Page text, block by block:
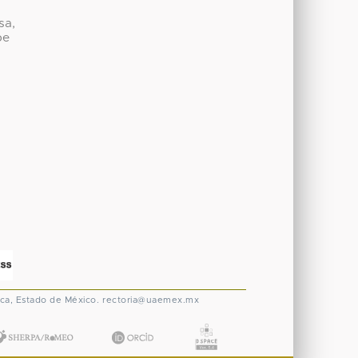
Estado de México. rectoria@uaemex.mx